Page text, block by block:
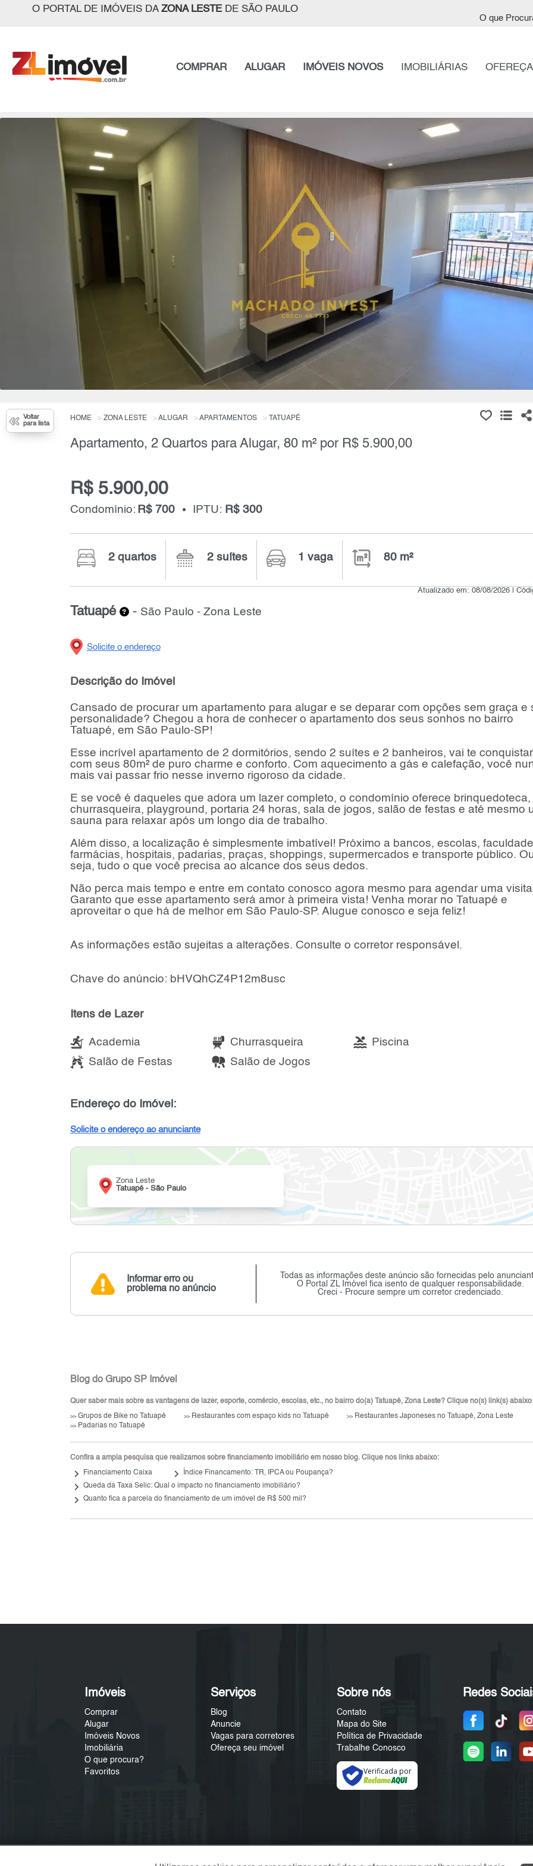
O PORTAL DE IMÓVEIS DA ZONA LESTEDE SÃO PAULO
O que
COMPRAR ALUGAR IMÓVEIS NOVOS IMOBILIÁRIAS
Voltar
para lista
HOME ZONA LESTE ALUGAR APARTAMENTOS TATUAPÉ
Apartamento, 2 Quartos para Alugar, 80 m² por R$ 5.900,00
R$ 5.900,00
Condomínio: R$ 700 IPTU: R$ 300
2 quartos 2 suítes 1 vaga 80 m²
Atualizado em: 08/08/2026 |
Tatuapé - São Paulo - Zona Leste
Solicite o endereço
Descrição do Imóvel
Cansado de procurar um apartamento para alugar e se deparar com opções sem graça e
personalidade? Chegou a hora de conhecer o apartamento dos seus sonhos no bairro
Tatuapé, em São Paulo-SP!
Esse incrível apartamento de 2 dormitórios, sendo 2 suítes e 2 banheiros, vai te conquistar
com seus 80m² de puro charme e conforto. Com aquecimento a gás e calefação, você
mais vai passar frio nesse inverno rigoroso da cidade.
E se você é daqueles que adora um lazer completo, o condomínio oferece brinquedoteca,
churrasqueira, playground, portaria 24 horas, sala de jogos, salão de festas e até mesmo
sauna para relaxar após um longo dia de trabalho.
Além disso, a localização é simplesmente imbatível! Próximo a bancos, escolas,
farmácias, hospitais, padarias, praças, shoppings, supermercados e transporte público.
seja, tudo o que você precisa ao alcance dos seus dedos.
Não perca mais tempo e entre em contato conosco agora mesmo para agendar uma
Garanto que esse apartamento será amor à primeira vista! Venha morar no Tatuapé e
aproveitar o que há de melhor em São Paulo-SP. Alugue conosco e seja feliz!
As informações estão sujeitas a alterações. Consulte o corretor responsável.
Chave do anúncio: bHVQhCZ4P12m8usc
Itens de Lazer
Academia Churrasqueira
Piscina
Salão de Festas
Salão de Jogos
Endereço do Imóvel:
Solicite o endereço ao anunciante
Zona Leste
Tatuapé - São Paulo
Informar erro ou
problema no anúncio
Todas as informações deste anúncio são fornecidas pelo
O Portal ZL Imóvel fica isento de qualquer responsabilidade.
Creci - Procure sempre um corretor credenciado.
Blog do Grupo SP Imóvel
Quer saber mais sobre as vantagens de lazer, esporte, comércio, escolas, etc., no bairro do(a) Tatuapé, Zona Leste? Clique no(s) link(s) abaixo:
>>Grupos de Bike no Tatuapé >>Restaurantes com espaço kids no Tatuapé >>Restaurantes Japoneses no Tatuapé, Zona Leste
>>Padarias no Tatuapé
Confira a ampla pesquisa que realizamos sobre financiamento imobiliário em nosso blog. Clique nos links abaixo:
keyboard_arrow_right Financiamento Caixa keyboard_arrow_right Índice Financamento: TR, IPCA ou Poupança?
keyboard_arrow_right Queda da Taxa Selic: Qual o impacto no financiamento imobiliário?
keyboard_arrow_right Quanto fica a parcela do financiamento de um imóvel de R$ 500 mil?
Imóveis
Comprar
Alugar
Imóveis Novos
Imobiliária
O que procura?
Favoritos
Serviços
Blog
Anuncie
Vagas para corretores
Ofereça seu imóvel
Sobre nós
Contato
Mapa do Site
Política de Privacidade
Trabalhe Conosco
Verificada por
Redes